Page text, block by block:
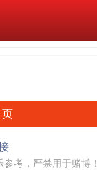
页
考，严禁用于赌博！